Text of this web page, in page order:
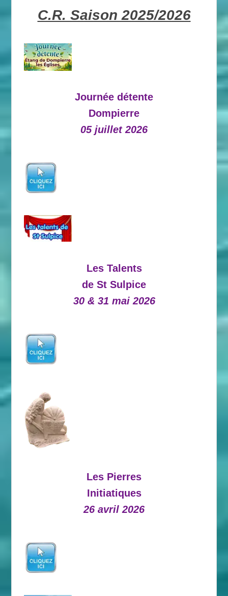
C.R. Saison 2025/2026
Journée détente
Dompierre
05 juillet 2026
Les Talents
de St Sulpice
30 & 31 mai 2026
Les Pierres
Initiatiques
26 avril 2026